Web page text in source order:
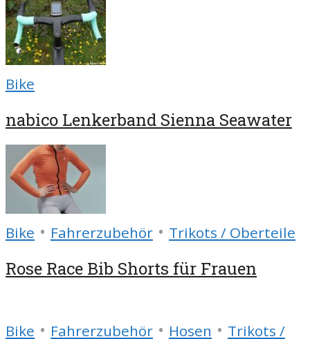
Bike
nabico Lenkerband Sienna Seawater
Bike • Fahrerzubehör • Trikots / Oberteile
Rose Race Bib Shorts für Frauen
Bike • Fahrerzubehör • Hosen • Trikots /